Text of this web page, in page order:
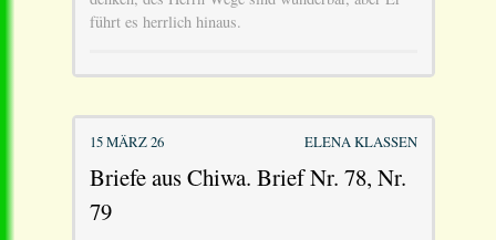
führt es herrlich hinaus.
15 MÄRZ 26 ELENA KLASSEN
Briefe aus Chiwa. Brief Nr. 78, Nr.
79